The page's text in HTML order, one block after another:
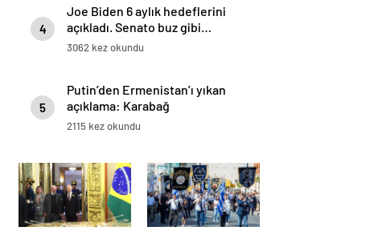
4
Joe Biden 6 aylık hedeflerini
açıkladı. Senato buz gibi…
3062 kez okundu
5
Putin’den Ermenistan’ı yıkan
açıklama: Karabağ
Azerbaycan’ın ayrılmaz bir
2115 kez okundu